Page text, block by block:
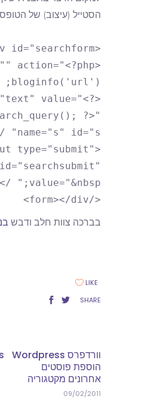
הסטייל (עיצוב) של
<div id="searchform">
action="<?php
bloginfo('url'); ?>/">
value="<?
?>"
name="s" id="s" />
type="submit"
id="searchsubmit"
value="&nbsp;" />
</form></div>
בברכה צוות חלב ודבש
LIKE
SHARE
וורדפרס Wordpress
הוספת פוסטים
אחרונים מקטגוריה
09/02/2011